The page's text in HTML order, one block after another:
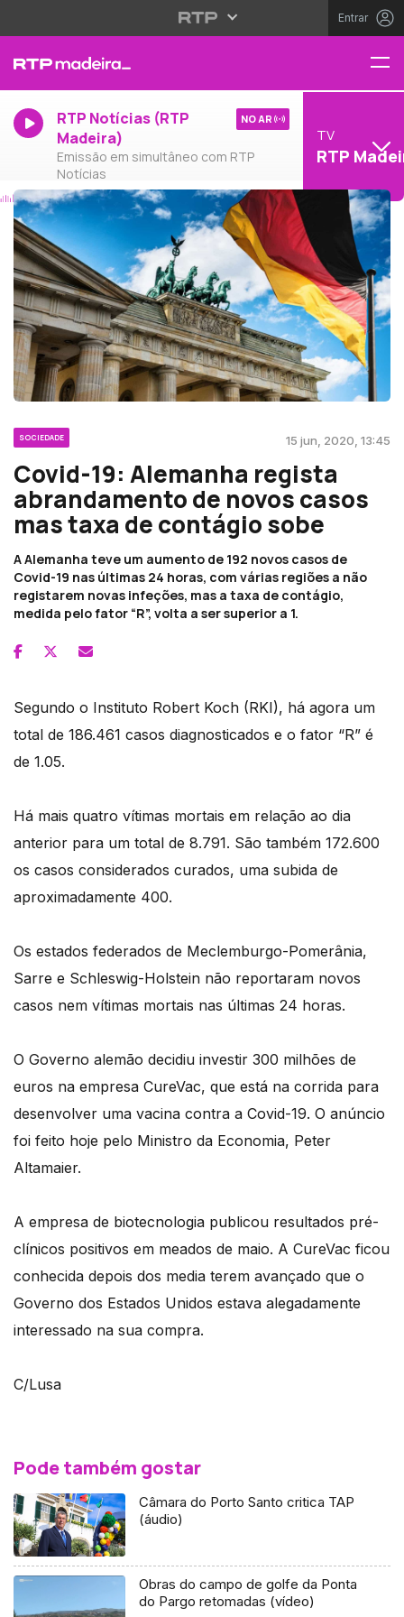
Entrar
RTP Notícias (RTP
Madeira)
Emissão em simultâneo com RTP
Notícias
NO AR
TV
RTP
SOCIEDADE 15 jun, 2020, 13:45
Covid-19: Alemanha regista
abrandamento de novos casos
mas taxa de contágio sobe
A Alemanha teve um aumento de 192 novos casos de
Covid-19 nas últimas 24 horas, com várias regiões a não
registarem novas infeções, mas a taxa de contágio,
medida pelo fator “R”, volta a ser superior a 1.
Segundo o Instituto Robert Koch (RKI), há agora um
total de 186.461 casos diagnosticados e o fator “R” é
de 1.05.
Há mais quatro vítimas mortais em relação ao dia
anterior para um total de 8.791. São também 172.600
os casos considerados curados, uma subida de
aproximadamente 400.
Os estados federados de Meclemburgo-Pomerânia,
Sarre e Schleswig-Holstein não reportaram novos
casos nem vítimas mortais nas últimas 24 horas.
O Governo alemão decidiu investir 300 milhões de
euros na empresa CureVac, que está na corrida para
desenvolver uma vacina contra a Covid-19. O anúncio
foi feito hoje pelo Ministro da Economia, Peter
Altamaier.
A empresa de biotecnologia publicou resultados pré-
clínicos positivos em meados de maio. A CureVac ficou
conhecida depois dos media terem avançado que o
Governo dos Estados Unidos estava alegadamente
interessado na sua compra.
C/Lusa
Pode também gostar
Câmara do Porto Santo critica TAP
(áudio)
Obras do campo de golfe da Ponta
do Pargo retomadas (vídeo)